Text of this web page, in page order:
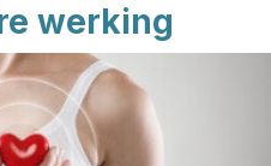
werking